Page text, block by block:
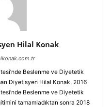
Hilal Konak
Beslenme ve Diyetetik
Diyetisyen Hilal Konak, 2016
Beslenme ve Diyetetik
tamamladıktan sonra 2018